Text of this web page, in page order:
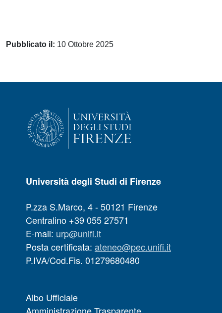
Pubblicato il: 10 Ottobre 2025
Università degli Studi di Firenze
P.zza S.Marco, 4 - 50121 Firenze
Centralino +39 055 27571
E-mail: urp@unifi.it
Posta certificata: ateneo@pec.unifi.it
P.IVA/Cod.Fis. 01279680480
Albo Ufficiale